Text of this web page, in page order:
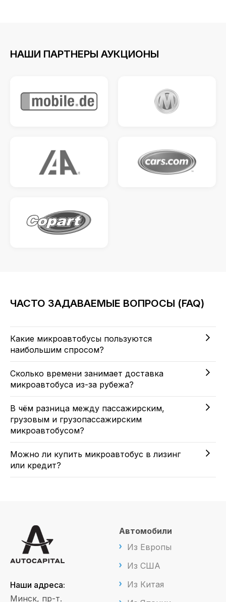
НАШИ ПАРТНЕРЫ АУКЦИОНЫ
ЧАСТО ЗАДАВАЕМЫЕ ВОПРОСЫ (FAQ)
Какие микроавтобусы пользуются
наибольшим спросом?
Сколько времени занимает доставка
микроавтобуса из-за рубежа?
В чём разница между пассажирским,
грузовым и грузопассажирским
микроавтобусом?
Можно ли купить микроавтобус в лизинг
или кредит?
Наши адреса:
Минск, пр-т.
Автомобили
Из Европы
Из США
Из Китая